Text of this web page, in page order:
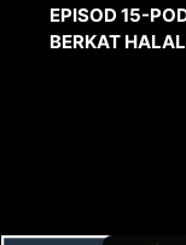
EPISOD 15-
BERKAT